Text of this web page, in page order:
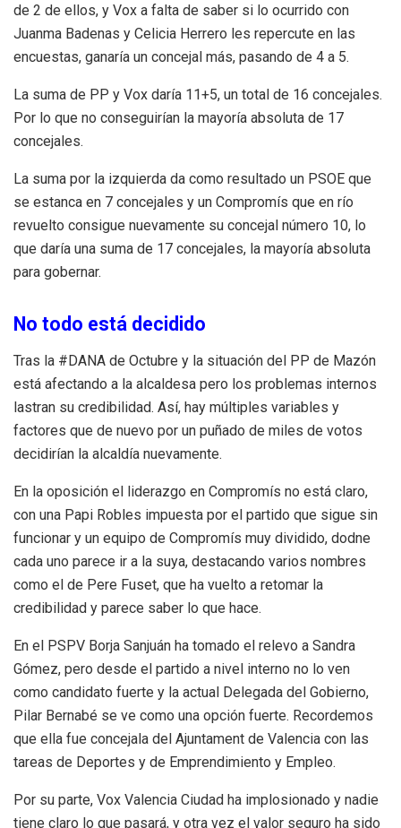
de 2 de ellos, y Vox a falta de saber si lo ocurrido con
Juanma Badenas y Celicia Herrero les repercute en las
encuestas, ganaría un concejal más, pasando de 4 a 5.
La suma de PP y Vox daría 11+5, un total de 16 concejales.
Por lo que no conseguirían la mayoría absoluta de 17
concejales.
La suma por la izquierda da como resultado un PSOE que
se estanca en 7 concejales y un Compromís que en río
revuelto consigue nuevamente su concejal número 10, lo
que daría una suma de 17 concejales, la mayoría absoluta
para gobernar.
No todo está decidido
Tras la #DANA de Octubre y la situación del PP de Mazón
está afectando a la alcaldesa pero los problemas internos
lastran su credibilidad. Así, hay múltiples variables y
factores que de nuevo por un puñado de miles de votos
decidirían la alcaldía nuevamente.
En la oposición el liderazgo en Compromís no está claro,
con una Papi Robles impuesta por el partido que sigue sin
funcionar y un equipo de Compromís muy dividido, dodne
cada uno parece ir a la suya, destacando varios nombres
como el de Pere Fuset, que ha vuelto a retomar la
credibilidad y parece saber lo que hace.
En el PSPV Borja Sanjuán ha tomado el relevo a Sandra
Gómez, pero desde el partido a nivel interno no lo ven
como candidato fuerte y la actual Delegada del Gobierno,
Pilar Bernabé se ve como una opción fuerte. Recordemos
que ella fue concejala del Ajuntament de Valencia con las
tareas de Deportes y de Emprendimiento y Empleo.
Por su parte, Vox Valencia Ciudad ha implosionado y nadie
tiene claro lo que pasará, y otra vez el valor seguro ha sido